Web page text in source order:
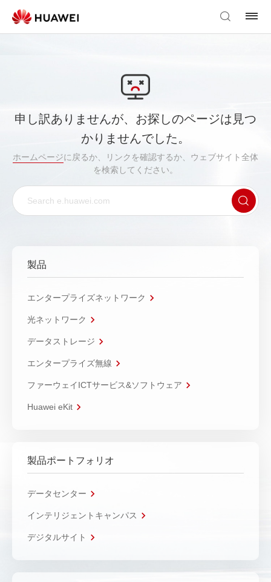
申し訳ありませんが、お探しのページは見つ
かりませんでした。
ホームページに戻るか、リンクを確認するか、ウェブサイト全体
を検索してください。
製品
エンタープライズネットワーク
光ネットワーク
データストレージ
エンタープライズ無線
ファーウェイICTサービス&ソフトウェア
Huawei eKit
製品ポートフォリオ
データセンター
インテリジェントキャンパス
デジタルサイト